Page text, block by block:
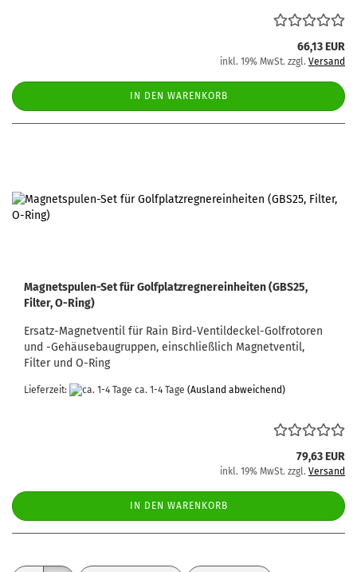
66,13 EUR
inkl. 19% MwSt. zzgl. Versand
IN DEN WARENKORB
Magnetspulen-Set für Golfplatzregnereinheiten (GBS25,
Filter, O-Ring)
Ersatz-Magnetventil für Rain Bird-Ventildeckel-Golfrotoren
und -Gehäusebaugruppen, einschließlich Magnetventil,
Filter und O-Ring
Lieferzeit: ca. 1-4 Tage (Ausland abweichend)
79,63 EUR
inkl. 19% MwSt. zzgl. Versand
IN DEN WARENKORB